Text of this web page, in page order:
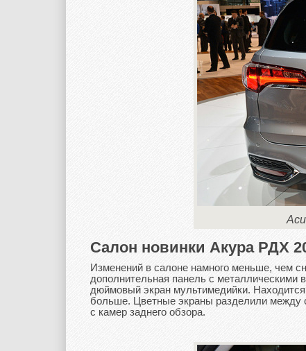
Салон новинки Акура РДХ
Изменений в салоне намного меньше, чем
дополнительная панель с металлическими
дюймовый экран мультимедийки. Находится
больше. Цветные экраны разделили между
с камер заднего обзора.